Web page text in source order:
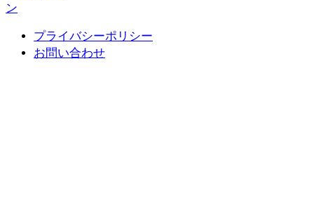
プライバシーポリシー
お問い合わせ